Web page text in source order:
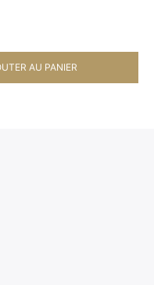
AU PANIER